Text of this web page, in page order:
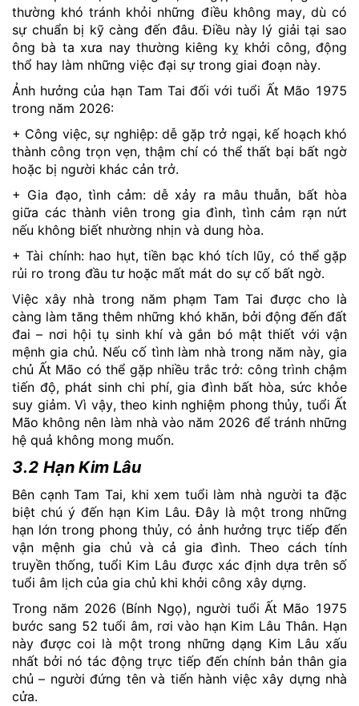
thường khó tránh khỏi những điều không may, dù có
sự chuẩn bị kỹ càng đến đâu. Điều này lý giải tại sao
ông bà ta xưa nay thường kiêng kỵ khởi công, động
thổ hay làm những việc đại sự trong giai đoạn này.
Ảnh hưởng của hạn Tam Tai đối với tuổi Ất Mão 1975
trong năm 2026:
+ Công việc, sự nghiệp: dễ gặp trở ngại, kế hoạch khó
thành công trọn vẹn, thậm chí có thể thất bại bất ngờ
hoặc bị người khác cản trở.
+ Gia đạo, tình cảm: dễ xảy ra mâu thuẫn, bất hòa
giữa các thành viên trong gia đình, tình cảm rạn nứt
nếu không biết nhường nhịn và dung hòa.
+ Tài chính: hao hụt, tiền bạc khó tích lũy, có thể gặp
rủi ro trong đầu tư hoặc mất mát do sự cố bất ngờ.
Việc xây nhà trong năm phạm Tam Tai được cho là
càng làm tăng thêm những khó khăn, bởi động đến đất
đai – nơi hội tụ sinh khí và gắn bó mật thiết với vận
mệnh gia chủ. Nếu cố tình làm nhà trong năm này, gia
chủ Ất Mão có thể gặp nhiều trắc trở: công trình chậm
tiến độ, phát sinh chi phí, gia đình bất hòa, sức khỏe
suy giảm. Vì vậy, theo kinh nghiệm phong thủy, tuổi Ất
Mão không nên làm nhà vào năm 2026 để tránh những
hệ quả không mong muốn.
3.2 Hạn Kim Lâu
Bên cạnh Tam Tai, khi xem tuổi làm nhà người ta đặc
biệt chú ý đến hạn Kim Lâu. Đây là một trong những
hạn lớn trong phong thủy, có ảnh hưởng trực tiếp đến
vận mệnh gia chủ và cả gia đình. Theo cách tính
truyền thống, tuổi Kim Lâu được xác định dựa trên số
tuổi âm lịch của gia chủ khi khởi công xây dựng.
Trong năm 2026 (Bính Ngọ), người tuổi Ất Mão 1975
bước sang 52 tuổi âm, rơi vào hạn Kim Lâu Thân. Hạn
này được coi là một trong những dạng Kim Lâu xấu
nhất bởi nó tác động trực tiếp đến chính bản thân gia
chủ – người đứng tên và tiến hành việc xây dựng nhà
cửa.